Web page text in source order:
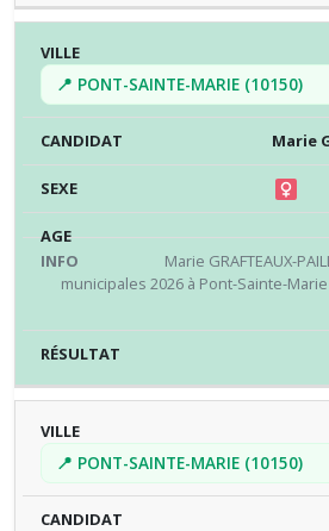
📍 PONT-SAINTE-MARIE (10150)
Marie
Marie GRAFTEAUX-
municipales 2026 à Pont-Sainte-
📍 PONT-SAINTE-MARIE (10150)